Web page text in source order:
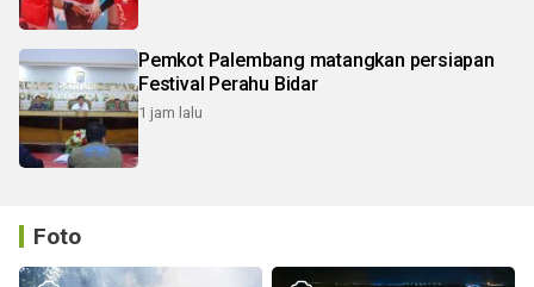
Pemkot Palembang matangkan persiapan
Festival Perahu Bidar
1 jam lalu
Foto